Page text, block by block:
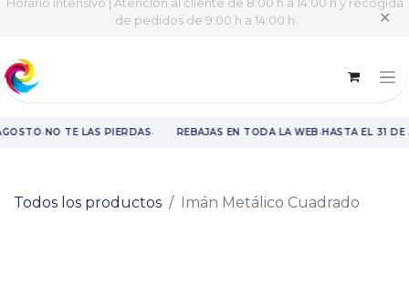
Horario intensivo | Atención al cliente de 8:00 h a 14:00 h y recogida
de pedidos de 9:00 h a 14:00 h
✕
·NO TE LAS PIERDAS· REBAJAS EN TODA LA WEB·HASTA EL 31 DE
Todos los productos Imán Metálico Cuadrado